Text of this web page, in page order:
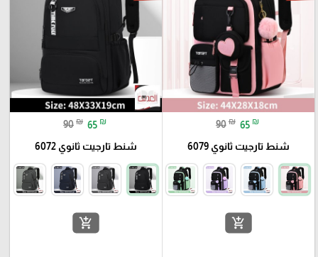
90 ₪ 65 ₪
شنط تارجيت ثانوي 6079
add_shopping_cart
90 ₪ 65 ₪
شنط تارجيت ثانوي 6072
add_shopping_cart